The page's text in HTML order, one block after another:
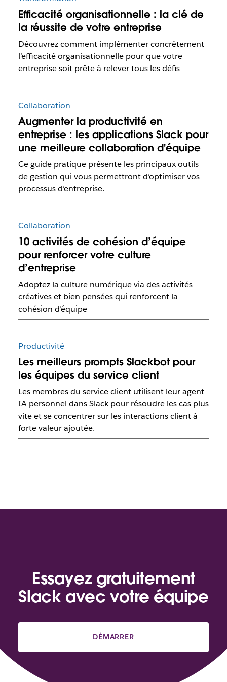
Efficacité organisationnelle : la clé de
la réussite de votre entreprise
Découvrez comment implémenter concrètement
l’efficacité organisationnelle pour que votre
entreprise soit prête à relever tous les défis
Collaboration
Augmenter la productivité en
entreprise : les applications Slack pour
une meilleure collaboration d'équipe
Ce guide pratique présente les principaux outils
de gestion qui vous permettront d’optimiser vos
processus d’entreprise.
Collaboration
10 activités de cohésion d’équipe
pour renforcer votre culture
d’entreprise
Adoptez la culture numérique via des activités
créatives et bien pensées qui renforcent la
cohésion d’équipe
Productivité
Les meilleurs prompts Slackbot pour
les équipes du service client
Les membres du service client utilisent leur agent
IA personnel dans Slack pour résoudre les cas plus
vite et se concentrer sur les interactions client à
forte valeur ajoutée.
Essayez gratuitement
Slack avec votre équipe
DÉMARRER